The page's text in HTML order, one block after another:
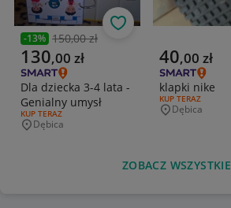
Poprzednia cena
-13% 150,00 zł
Aktualna cena
130,00 zł
Dla dziecka 3-4 lata -
Genialny umysł
RODZAJ OFERTY:
KUP TERAZ
Miejscowość
Dębica
Obserwuj
Aktualna cena
40,00 zł
klapki nike
RODZAJ OFERTY:
KUP TERAZ
Miejscowość
Dębica
ZOBACZ WSZYSTKIE